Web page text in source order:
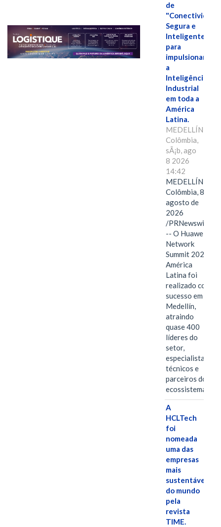
de
"Conectividade
Segura e
Inteligente"
para
impulsionar
a
Inteligência
Industrial
em toda a
América
Latina.
MEDELLÍN,
Colômbia,
sÃ¡b, ago
8 2026
14:42
MEDELLÍN,
Colômbia, 8 de
agosto de
2026
/PRNewswire/
-- O Huawei
Network
Summit 2026
América
Latina foi
realizado com
sucesso em
Medellín,
atraindo
quase 400
líderes do
setor,
especialistas
técnicos e
parceiros do
ecossistema.…
A
HCLTech
foi
nomeada
uma das
empresas
mais
sustentáveis
do mundo
pela
revista
TIME.